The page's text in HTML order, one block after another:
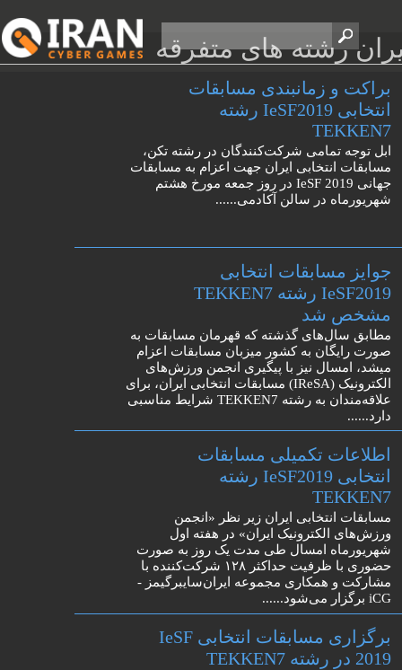
رشته های متفرقه
براکت و زمانبندی مسابقات
انتخابی IeSF2019 رشته
TEKKEN7
ابل توجه تمامی شرکت‌کنندگان در رشته تکن،
مسابقات انتخابی ایران جهت اعزام به مسابقات
جهانی IeSF 2019 در روز جمعه مورخ هشتم
شهریورماه در سالن آکادمی......
جوایز مسابقات انتخابی
IeSF2019 رشته TEKKEN7
مشخص شد
مطابق سال‌های گذشته که قهرمان مسابقات به
صورت رایگان به کشور میزبان مسابقات اعزام
میشد، امسال نیز با پیگیری انجمن ورزش‌های
الکترونیک (IReSA) مسابقات انتخابی ایران، برای
علاقه‌مندان به رشته TEKKEN7 شرایط مناسبی
دارد......
اطلاعات تکمیلی مسابقات
انتخابی IeSF2019 رشته
TEKKEN7
مسابقات انتخابی ایران زیر نظر «انجمن
ورزش‌های الکترونیک ایران» در هفته اول
شهریورماه امسال طی مدت یک روز به صورت
حضوری با ظرفیت حداکثر ۱۲۸ شرکت‌کننده با
مشارکت و همکاری مجموعه ایران‌سایبرگیمز -
iCG برگزار می‌شود......
برگزاری مسابقات انتخابی IeSF
2019 در رشته TEKKEN7